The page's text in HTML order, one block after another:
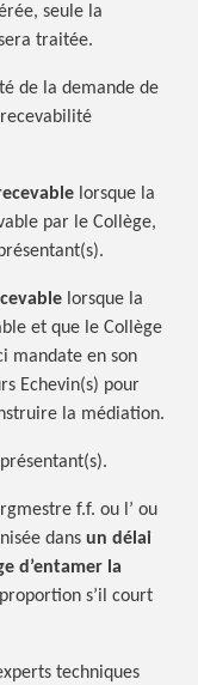
seule la
traitée.
de la demande de
lorsque la
par le Collège,
lorsque la
et que le Collège
mandate en son
Echevin(s) pour
la médiation.
f.f. ou l’ ou
dansun délai
d’entamer la
s’il court
techniques